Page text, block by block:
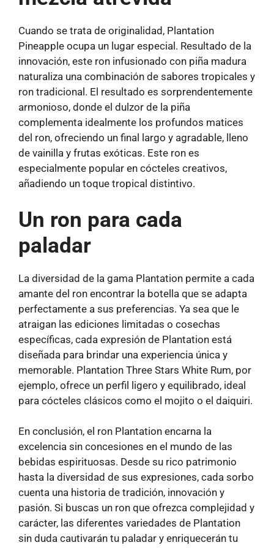
Cuando se trata de originalidad, Plantation
Pineapple ocupa un lugar especial. Resultado de la
innovación, este ron infusionado con piña madura
naturaliza una combinación de sabores tropicales y
ron tradicional. El resultado es sorprendentemente
armonioso, donde el dulzor de la piña
complementa idealmente los profundos matices
del ron, ofreciendo un final largo y agradable, lleno
de vainilla y frutas exóticas. Este ron es
especialmente popular en cócteles creativos,
añadiendo un toque tropical distintivo.
Un ron para cada
paladar
La diversidad de la gama Plantation permite a cada
amante del ron encontrar la botella que se adapta
perfectamente a sus preferencias. Ya sea que le
atraigan las ediciones limitadas o cosechas
específicas, cada expresión de Plantation está
diseñada para brindar una experiencia única y
memorable. Plantation Three Stars White Rum, por
ejemplo, ofrece un perfil ligero y equilibrado, ideal
para cócteles clásicos como el mojito o el daiquiri.
En conclusión, el ron Plantation encarna la
excelencia sin concesiones en el mundo de las
bebidas espirituosas. Desde su rico patrimonio
hasta la diversidad de sus expresiones, cada sorbo
cuenta una historia de tradición, innovación y
pasión. Si buscas un ron que ofrezca complejidad y
carácter, las diferentes variedades de Plantation
sin duda cautivarán tu paladar y enriquecerán tu